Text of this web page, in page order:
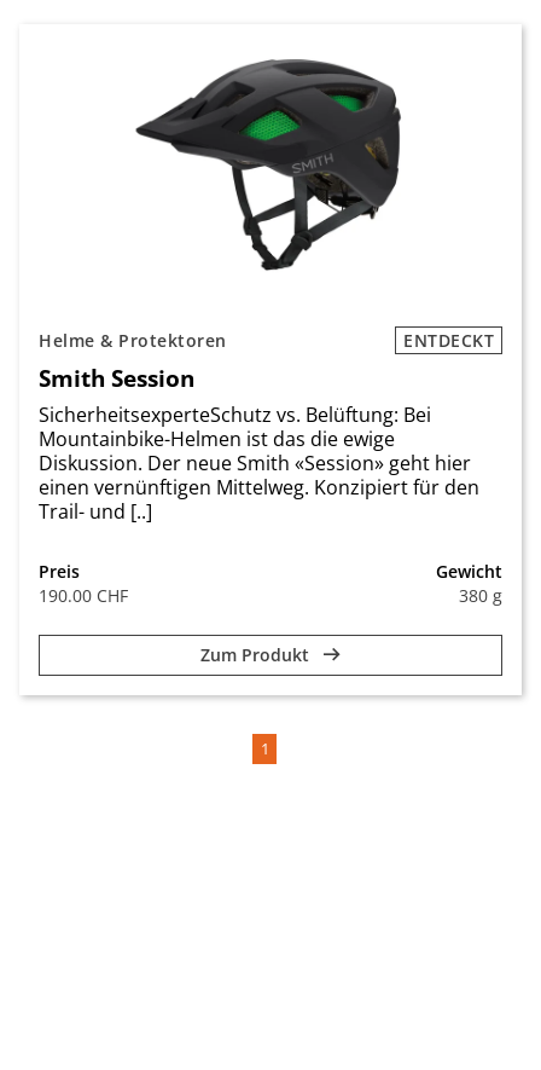
Helme & Protektoren ENTDECKT
Smith Session
SicherheitsexperteSchutz vs. Belüftung: Bei
Mountainbike-Helmen ist das die ewige
Diskussion. Der neue Smith «Session» geht hier
einen vernünftigen Mittelweg. Konzipiert für den
Trail- und [..]
Preis
190.00 CHF
Gewicht
380 g
Zum Produkt
1